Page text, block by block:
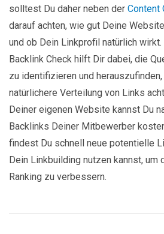
solltest Du daher neben der Content
darauf achten, wie gut Deine
und ob Dein Linkprofil natürlich
Backlink Check hilft Dir dabei, die
zu identifizieren und
natürlichere Verteilung von Links
Deiner eigenen Website kannst Du
Backlinks Deiner Mitbewerber
findest Du schnell neue potentielle
Dein Linkbuilding nutzen kannst, um
Ranking zu verbessern.